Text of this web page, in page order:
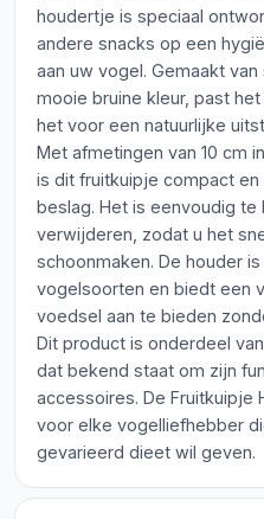
houdertje is speciaal
andere snacks op een
aan uw vogel. Gemaakt
mooie bruine kleur, past
het voor een natuurlijke
Met afmetingen van 10 cm
is dit fruitkuipje compact
beslag. Het is eenvoudig
verwijderen, zodat u het
schoonmaken. De houder
vogelsoorten en biedt een
voedsel aan te bieden
Dit product is onderdeel
dat bekend staat om zijn
accessoires. De Fruitkuipje
voor elke vogelliefhebber
gevarieerd dieet wil geven.